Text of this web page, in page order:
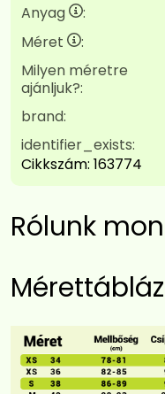
Anyag :
Méret
:
Milyen méretre
ajánljuk?:
brand:
identifier_exists:
Cikkszám: 163774
Rólunk